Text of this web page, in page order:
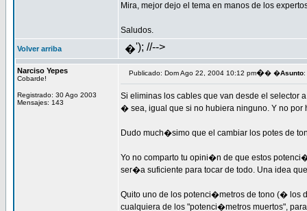
Mira, mejor dejo el tema en manos de los
Saludos.
Volver arriba �'); //-->
Narciso Yepes
Cobarde!
Registrado: 30 Ago 2003
Mensajes: 143
Publicado: Dom Ago 22, 2004 10:12 pm�� �Asunto
Si eliminas los cables que van desde el selector
� sea, igual que si no hubiera ninguno. Y no
Dudo much�simo que el cambiar los potes de
Yo no comparto tu opini�n de que estos
ser�a suficiente para tocar de todo. Una idea
Quito uno de los potenci�metros de tono (� los
cualquiera de los "potenci�metros muertos",